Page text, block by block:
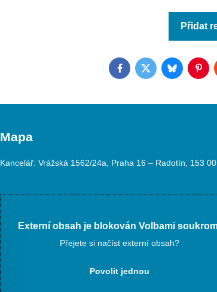
Přidat
FacebookTwitterBluesky
Mapa
Kancelář: Vrážská 1562/24a, Praha 16 – Radotín, 153 00
Externí obsah je blokován Volbami
Přejete si načíst externí obsah?
Povolit jednou